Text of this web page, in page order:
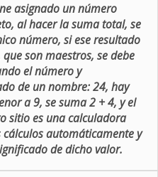
asignado un número
al hacer la suma total, se
número, si ese resultado
son maestros, se debe
el número y
de un nombre: 24, hay
a 9, se suma 2 + 4, y el
sitio es una calculadora
automáticamente y
de dicho valor.